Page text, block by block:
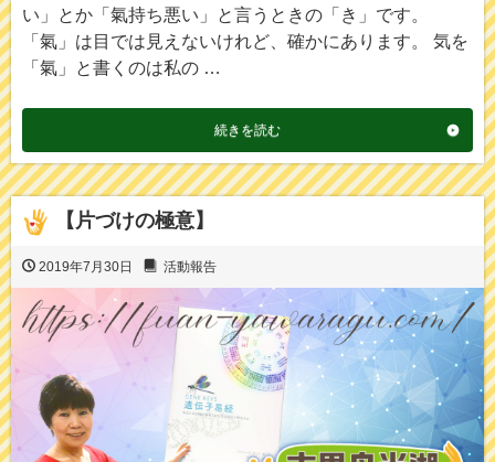
い」とか「氣持ち悪い」と言うときの「き」です。
「氣」は目では見えないけれど、確かにあります。 気を
「氣」と書くのは私の …
続きを読む
【片づけの極意】
2019年7月30日 活動報告